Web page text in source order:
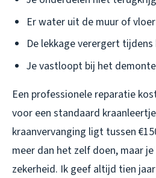
Er water uit de muur of
De lekkage verergert
Je vastloopt bij het
Een professionele reparatie
voor een standaard
kraanvervanging ligt tussen
meer dan het zelf doen, maar
zekerheid. Ik geef altijd tien